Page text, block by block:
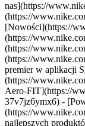
nas](https://
(https://
[Nowości](https://
(https://
(https://
(https://
premier w aplikacji
(https://
Aero-FIT](https://
37v7jz6ymx6) -
(https://
najlepszych